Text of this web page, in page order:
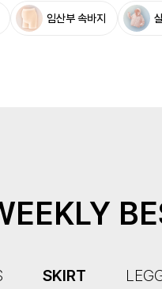
임산부 속바지
SKIRT